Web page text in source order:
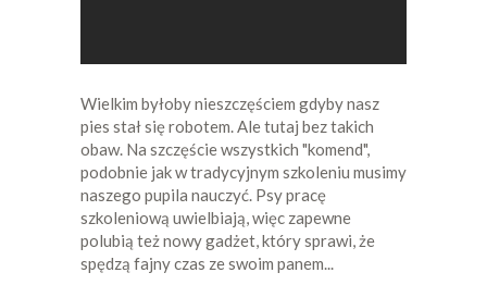
Wielkim byłoby nieszczęściem gdyby nasz
pies stał się robotem. Ale tutaj bez takich
obaw. Na szczęście wszystkich "komend",
podobnie jak w tradycyjnym szkoleniu musimy
naszego pupila nauczyć. Psy pracę
szkoleniową uwielbiają, więc zapewne
polubią też nowy gadżet, który sprawi, że
spędzą fajny czas ze swoim panem...